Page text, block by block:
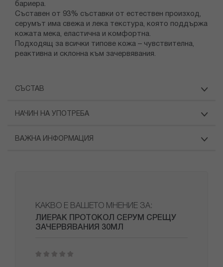
бариера.
Съставен от 93% съставки от естествен произход,
серумът има свежа и лека текстура, която поддържа
кожата мека, еластична и комфортна.
Подходящ за всички типове кожа – чувствителна,
реактивна и склонна към зачервявания.
СЪСТАВ
НАЧИН НА УПОТРЕБА
ВАЖНА ИНФОРМАЦИЯ
КАКВО Е ВАШЕТО МНЕНИЕ ЗА:
ЛИЕРАК ПРОТОКОЛ СЕРУМ СРЕЩУ
ЗАЧЕРВЯВАНИЯ 30МЛ